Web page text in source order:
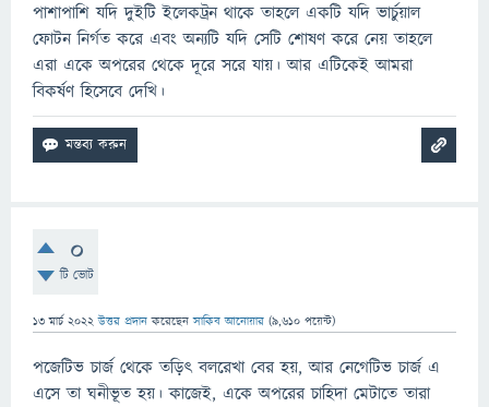
পাশাপাশি যদি দুইটি ইলেকট্রন থাকে তাহলে একটি যদি ভার্চুয়াল
ফোটন নির্গত করে এবং অন্যটি যদি সেটি শোষণ করে নেয় তাহলে
এরা একে অপরের থেকে দূরে সরে যায়। আর এটিকেই আমরা
বিকর্ষণ হিসেবে দেখি।
0
টি ভোট
13 মার্চ 2022 উত্তর প্রদান করেছেনসাকিব আনোয়ার (9,610 পয়েন্ট)
পজেটিভ চার্জ থেকে তড়িৎ বলরেখা বের হয়, আর নেগেটিভ চার্জ এ
এসে তা ঘনীভূত হয়। কাজেই, একে অপরের চাহিদা মেটাতে তারা